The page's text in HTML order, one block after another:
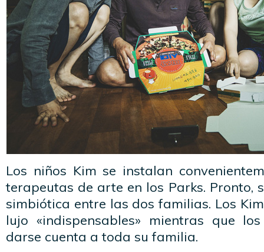
Los niños Kim se instalan
terapeutas de arte en los Parks. Pronto,
simbiótica entre las dos familias. Los
lujo «indispensables» mientras que
darse cuenta a toda su familia.